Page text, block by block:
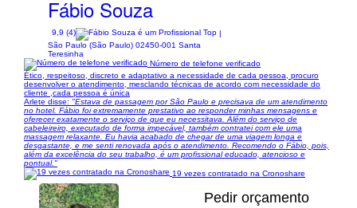
Fábio Souza
9,9 (4)
|
São Paulo (São Paulo) 02450-001 Santa
Teresinha
Número de telefone verificado
Ético, respeitoso, discreto e adaptativo a necessidade de cada pessoa, procuro
desenvolver o atendimento, mesclando técnicas de acordo com necessidade do
cliente ,cada pessoa é única
Arlete disse: "Estava de passagem por São Paulo e precisava de um atendimento
no hotel. Fábio foi extremamente prestativo ao responder minhas mensagens e
oferecer exatamente o serviço de que eu necessitava. Além do serviço de
cabeleireiro, executado de forma impecável, também contratei com ele uma
massagem relaxante. Eu havia acabado de chegar de uma viagem longa e
desgastante, e me senti renovada após o atendimento. Recomendo o Fábio, pois,
além da excelência do seu trabalho, é um profissional educado, atencioso e
pontual."
19 vezes contratado na Cronoshare
Pedir orçamento